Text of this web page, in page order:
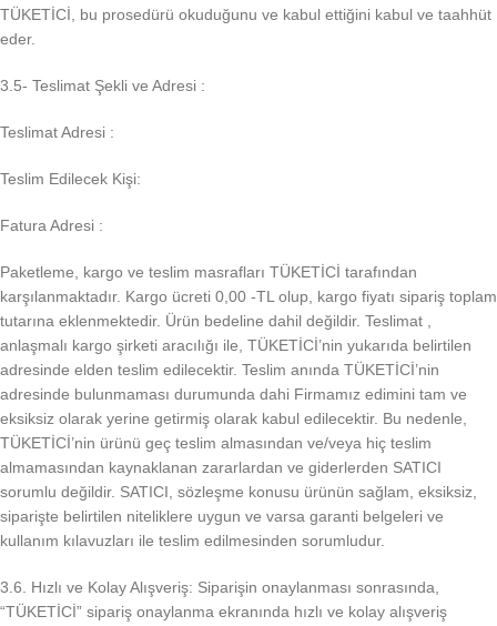
TÜKETİCİ, bu prosedürü okuduğunu ve kabul ettiğini kabul ve taahhüt
eder.
3.5- Teslimat Şekli ve Adresi :
Teslimat Adresi :
Teslim Edilecek Kişi:
Fatura Adresi :
Paketleme, kargo ve teslim masrafları TÜKETİCİ tarafından
karşılanmaktadır. Kargo ücreti 0,00 -TL olup, kargo fiyatı sipariş toplam
tutarına eklenmektedir. Ürün bedeline dahil değildir. Teslimat ,
anlaşmalı kargo şirketi aracılığı ile, TÜKETİCİ’nin yukarıda belirtilen
adresinde elden teslim edilecektir. Teslim anında TÜKETİCİ’nin
adresinde bulunmaması durumunda dahi Firmamız edimini tam ve
eksiksiz olarak yerine getirmiş olarak kabul edilecektir. Bu nedenle,
TÜKETİCİ’nin ürünü geç teslim almasından ve/veya hiç teslim
almamasından kaynaklanan zararlardan ve giderlerden SATICI
sorumlu değildir. SATICI, sözleşme konusu ürünün sağlam, eksiksiz,
siparişte belirtilen niteliklere uygun ve varsa garanti belgeleri ve
kullanım kılavuzları ile teslim edilmesinden sorumludur.
3.6. Hızlı ve Kolay Alışveriş: Siparişin onaylanması sonrasında,
“TÜKETİCİ” sipariş onaylanma ekranında hızlı ve kolay alışveriş